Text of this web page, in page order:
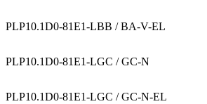
PLP10.1D0-81E1-LBB / BA-V-EL
PLP10.1D0-81E1-LGC / GC-N
PLP10.1D0-81E1-LGC / GC-N-EL